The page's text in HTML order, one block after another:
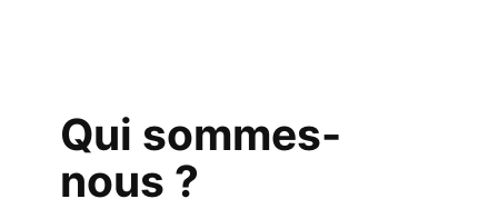
Qui sommes-
nous ?